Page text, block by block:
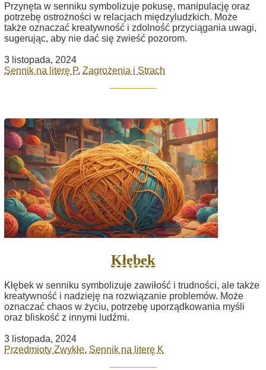
Przynęta w senniku symbolizuje pokusę, manipulację oraz
potrzebę ostrożności w relacjach międzyludzkich. Może
także oznaczać kreatywność i zdolność przyciągania uwagi,
sugerując, aby nie dać się zwieść pozorom.
3 listopada, 2024
Sennik na literę P, Zagrożenia i Strach
Kłębek
Kłębek w senniku symbolizuje zawiłość i trudności, ale także
kreatywność i nadzieję na rozwiązanie problemów. Może
oznaczać chaos w życiu, potrzebę uporządkowania myśli
oraz bliskość z innymi ludźmi.
3 listopada, 2024
Przedmioty Zwykłe, Sennik na literę K